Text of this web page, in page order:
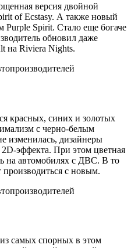
версия двойной
of Ecstasy. А также новый
Spirit. Стало еще богаче
обновил даже
на Riviera Nights.
красных, синих и золотых
с черно-белым
изменилась, дизайнеры
2D-эффекта. При этом цветная
на автомобилях с ДВС. В то
производиться с новым.
самых спорных в этом